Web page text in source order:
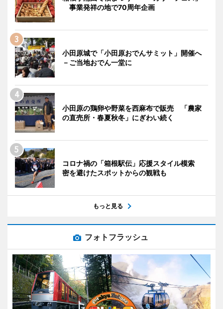
事業発祥の地で70周年企画
小田原城で「小田原おでんサミット」開催へ
－ご当地おでん一堂に
小田原の鶏卵や野菜を西麻布で販売 「農家
の直売所・春夏秋冬」にぎわい続く
コロナ禍の「箱根駅伝」応援スタイル模索
密を避けたスポットからの観戦も
もっと見る
フォトフラッシュ